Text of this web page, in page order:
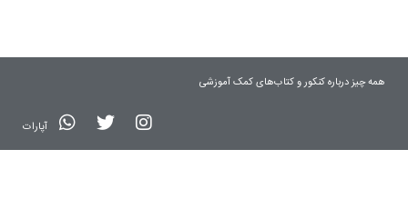
همه چیز درباره کنکور و کتاب‌های کمک آموزشی
آپارات